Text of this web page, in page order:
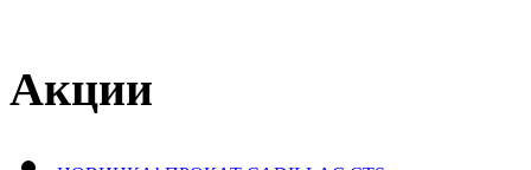
Акции